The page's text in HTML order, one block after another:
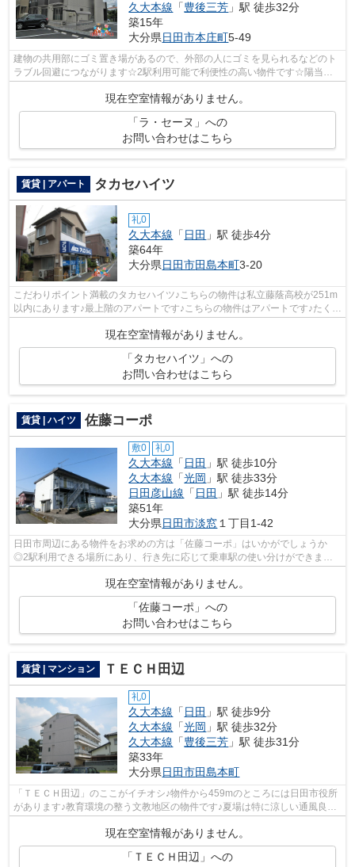
久大本線 「豊後三芳 」駅 徒歩32分
築15年
大分県日田市本庄町5-49
建物の共用部にゴミ置き場があるので、外部の人にゴミを見られるなどのト
ラブル回避につながります☆2駅利用可能で利便性の高い物件です☆陽当た
現在空室情報がありません。
「ラ・セーヌ」への
お問い合わせはこちら
賃貸 | アパート タカセハイツ
礼0
久大本線 「 日田 」駅 徒歩4分
築64年
大分県日田市田島本町3-20
こだわりポイント満載のタカセハイツ♪こちらの物件は私立藤蔭高校が251m
以内にあります♪最上階のアパートです♪こちらの物件はアパートです♪たくさ
んの物件をご用意致しました♪色々な物...
現在空室情報がありません。
「タカセハイツ」への
お問い合わせはこちら
賃貸 | ハイツ 佐藤コーポ
敷0 礼0
久大本線 「日田 」駅 徒歩10分
久大本線 「光岡 」駅 徒歩33分
日田彦山線 「日田 」駅 徒歩14分
築51年
大分県日田市淡窓 １丁目1-42
日田市周辺にある物件をお求めの方は「佐藤コーポ」はいかがでしょうか
◎2駅利用できる場所にあり、行き先に応じて乗車駅の使い分けができます
現在空室情報がありません。
「佐藤コーポ」への
お問い合わせはこちら
賃貸 | マンション ＴＥＣＨ田辺
礼0
久大本線 「 日田 」駅 徒歩9分
久大本線 「光岡 」駅 徒歩32分
久大本線 「豊後三芳 」駅 徒歩31分
築33年
大分県日田市田島本町
「ＴＥＣＨ田辺」のここがイチオシ♪物件から459mのところには日田市役所
があります♪教育環境の整う文教地区の物件です♪夏場は特に涼しい通風良好
現在空室情報がありません。
「ＴＥＣＨ田辺」への